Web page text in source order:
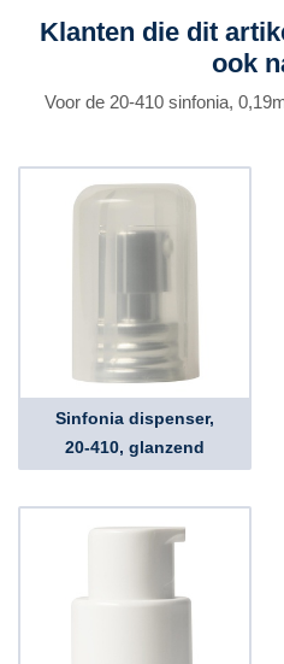
Klanten die dit
ook
Voor de 20-410 sinfonia,
Sinfonia dispenser,
20-410, glanzend